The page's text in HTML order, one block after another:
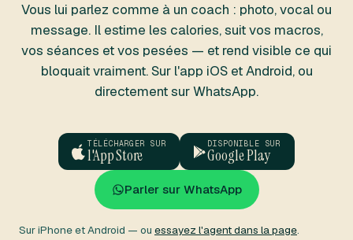
Vous lui parlez comme à un coach : photo, vocal ou
message. Il estime les calories, suit vos macros,
vos séances et vos pesées — et rend visible ce qui
bloquait vraiment. Sur l'app iOS et Android, ou
directement sur WhatsApp.
TÉLÉCHARGER SUR
l'App Store
DISPONIBLE SUR
Google Play
Parler sur WhatsApp
Sur iPhone et Android — ou essayez l'agent dans la page.